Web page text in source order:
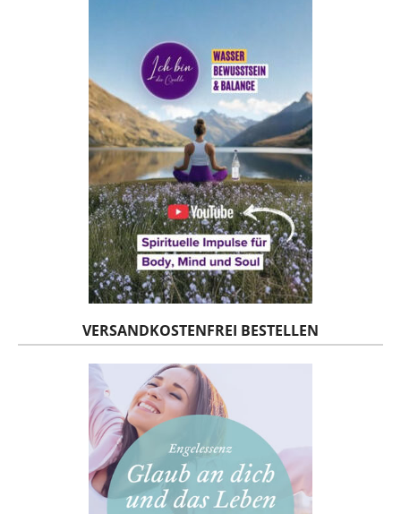
VERSANDKOSTENFREI BESTELLEN